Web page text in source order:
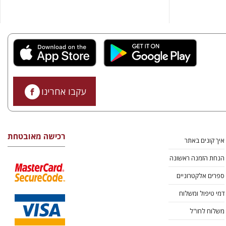
עקבו אחרינו
איך קונים באתר
הנחת הזמנה ראשונה
ספרים אלקטרוניים
דמי טיפול ומשלוח
משלוח לחו"ל
רכישה מאובטחת